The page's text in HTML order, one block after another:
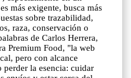
más exigente, busca más
sobre trazabilidad,
raza, conservación o
de Carlos Herrera,
Premium Food, "la web
pero con alcance
perder la esencia: cuidar